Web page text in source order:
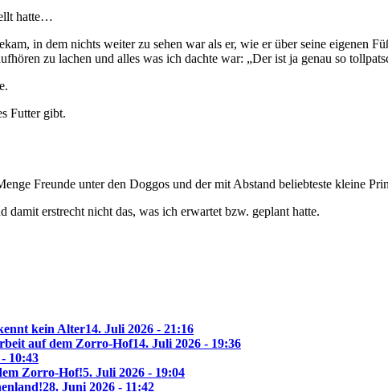
hatte…
in dem nichts weiter zu sehen war als er, wie er über seine eigenen
zu lachen und alles was ich dachte war: „Der ist ja genau so
Futter gibt.
Freunde unter den Doggos und der mit Abstand beliebteste kleine
erstrecht nicht das, was ich erwartet bzw. geplant hatte.
kein Alter14. Juli 2026 - 21:16
auf dem Zorro-Hof14. Juli 2026 - 19:36
10:43
Zorro-Hof!5. Juli 2026 - 19:04
28. Juni 2026 - 11:42